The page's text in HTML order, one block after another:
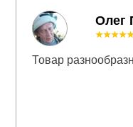
Олег
Товар